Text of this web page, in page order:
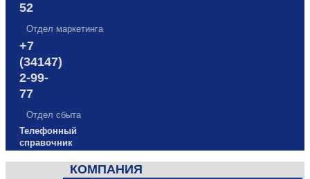
52
Отдел маркетинга
+7
(34147)
2-99-
77
Отдел сбыта
Телефонный
справочник
КОМПАНИЯ